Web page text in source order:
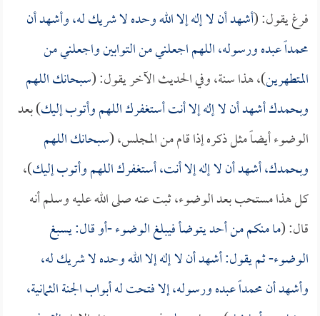
فرغ يقول: (أشهد أن لا إله إلا الله وحده لا شريك له، وأشهد أن
محمداً عبده ورسوله، اللهم اجعلني من التوابين واجعلني من
المتطهرين)، هذا سنة، وفي الحديث الآخر يقول: (سبحانك اللهم
وبحمدك أشهد أن لا إله إلا أنت أستغفرك اللهم وأتوب إليك) بعد
الوضوء أيضاً مثل ذكره إذا قام من المجلس، (سبحانك اللهم
وبحمدك، أشهد أن لا إله إلا أنت، أستغفرك اللهم وأتوب إليك)،
كل هذا مستحب بعد الوضوء، ثبت عنه صلى الله عليه وسلم أنه
قال: (ما منكم من أحد يتوضأ فيبلغ الوضوء -أو قال: يسبغ
الوضوء- ثم يقول: أشهد أن لا إله إلا الله وحده لا شريك له،
وأشهد أن محمداً عبده ورسوله، إلا فتحت له أبواب الجنة الثمانية،